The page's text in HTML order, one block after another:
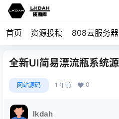
首页 资源投稿 808云服务器
全新UI简易漂流瓶系统
网站源码 1 年前 0
lkdah